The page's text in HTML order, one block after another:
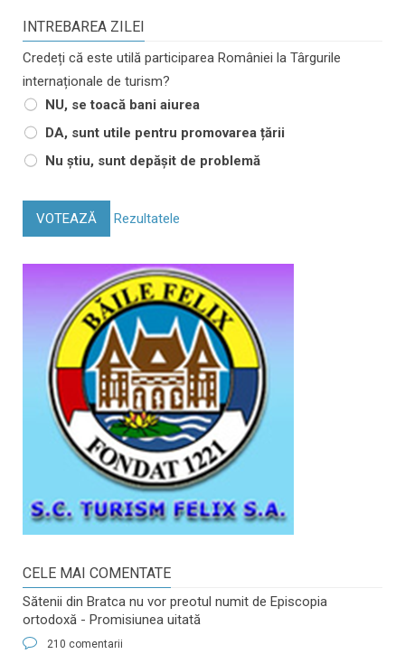
INTREBAREA ZILEI
Credeți că este utilă participarea României la Târgurile
internaționale de turism?
NU, se toacă bani aiurea
DA, sunt utile pentru promovarea țării
Nu știu, sunt depășit de problemă
VOTEAZĂ Rezultatele
CELE MAI COMENTATE
Sătenii din Bratca nu vor preotul numit de Episcopia
ortodoxă - Promisiunea uitată
210 comentarii